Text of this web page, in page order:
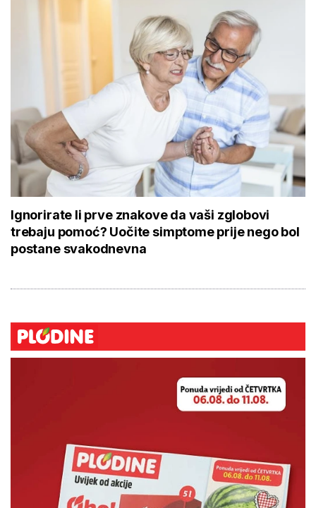
Ignorirate li prve znakove da vaši zglobovi
trebaju pomoć? Uočite simptome prije nego bol
postane svakodnevna